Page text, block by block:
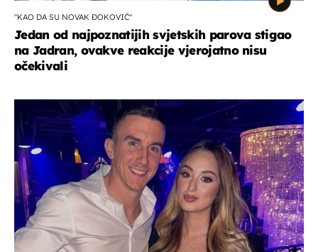
"KAO DA SU NOVAK ĐOKOVIĆ"
Jedan od najpoznatijih svjetskih parova stigao
na Jadran, ovakve reakcije vjerojatno nisu
očekivali